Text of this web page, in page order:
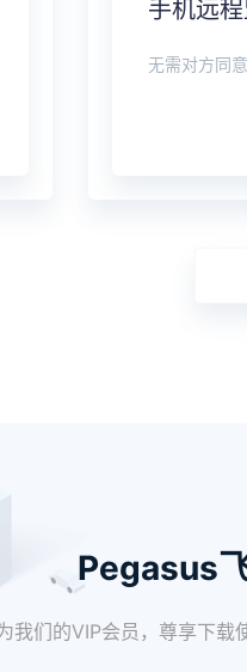
Pegasus
我们的VIP会员，尊享下载